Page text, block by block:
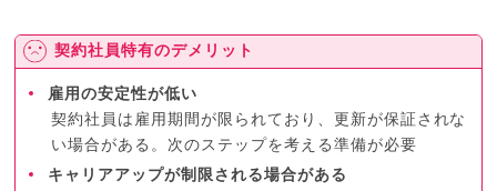
契約社員特有のデメリット
雇用の安定性が低い
契約社員は雇用期間が限られており、更新が保証されな
い場合がある。次のステップを考える準備が必要
キャリアアップが制限される場合がある